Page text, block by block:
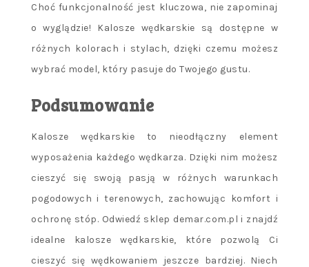
Choć funkcjonalność jest kluczowa, nie zapominaj
o wyglądzie! Kalosze wędkarskie są dostępne w
różnych kolorach i stylach, dzięki czemu możesz
wybrać model, który pasuje do Twojego gustu.
Podsumowanie
Kalosze wędkarskie to nieodłączny element
wyposażenia każdego wędkarza. Dzięki nim możesz
cieszyć się swoją pasją w różnych warunkach
pogodowych i terenowych, zachowując komfort i
ochronę stóp. Odwiedź sklep demar.com.pl i znajdź
idealne kalosze wędkarskie, które pozwolą Ci
cieszyć się wędkowaniem jeszcze bardziej. Niech